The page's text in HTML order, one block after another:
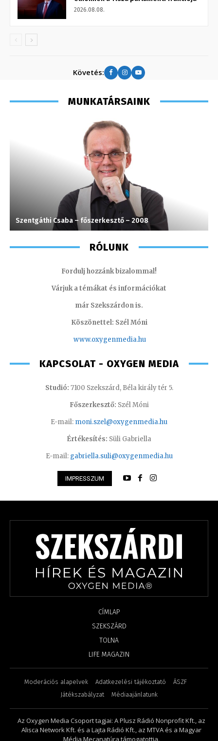
2026.08.08.
Követés:
MUNKATÁRSAINK
Szentgáthi Csaba – főszerkesztő – 2008
RÓLUNK
Fordulj hozzánk bizalommal!
Várjuk a témákat és információkat
már Szekszárdon is.
Köszönettel: Szél Móni
www.oxygenmedia.hu
KAPCSOLAT - OXYGEN MEDIA
Studió: 7100 Szekszárd, Béla király tér 5.
Főszerkesztő: Szél Móni
E-mail: moni.szel@oxygenmedia.hu
Értékesítés: Süli Gabriella
E-mail: gabriella.suli@oxygenmedia.hu
IMPRESSZUM
CÍMLAP
SZEKSZÁRD
TOLNA
LIFE MAGAZIN
Moderációs alapelvek Adatkezelési tájékoztató
ÁSZF
Játékszabályzat
Médiaajánlatunk
Az Oxygen Media Csoport tagjai: A Plusz Rádió Nonprofit Kft., az
Alisca Network Kft. és a Lajta Rádió Kft., az MTVA és a Magyar
Média Mecanatúra támogatottja.